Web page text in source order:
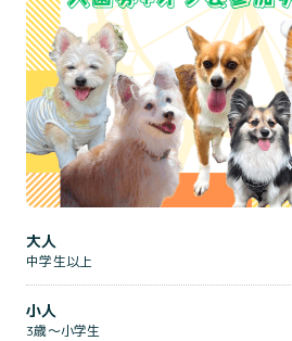
大人
中学生以上
小人
3歳～小学生